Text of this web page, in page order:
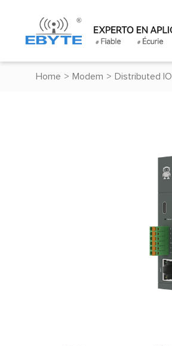
Home > Modem > Distributed IO